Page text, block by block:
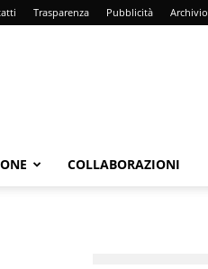
Trasparenza Pubblicità Archivio
COLLABORAZIONI